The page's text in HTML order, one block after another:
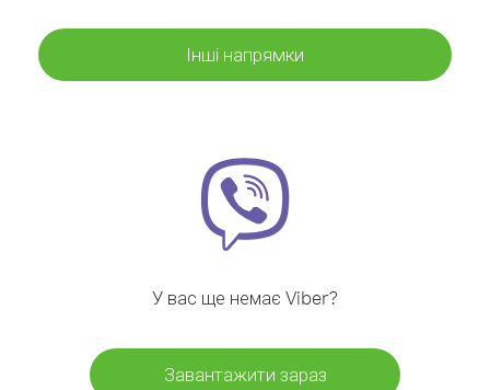
Інші напрямки
У вас ще немає Viber?
Завантажити зараз